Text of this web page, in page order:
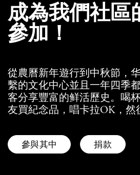
成為我們社區
參加！
從農曆新年遊行到中秋節，
繫的文化中心並且一年四季
客分享豐富的鲜活歷史。喝
友買紀念品，唱卡拉OK，然
參與其中 捐款